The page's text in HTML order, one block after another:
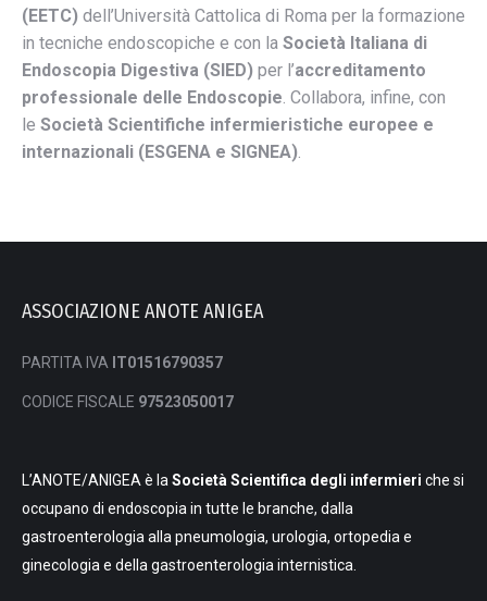
(EETC) dell’Università Cattolica di Roma per la formazione
in tecniche endoscopiche e con la Società Italiana di
Endoscopia Digestiva (SIED) per l’accreditamento
professionale delle Endoscopie. Collabora, infine, con
le Società Scientifiche infermieristiche europee e
internazionali (ESGENA e SIGNEA).
ASSOCIAZIONE ANOTE ANIGEA
PARTITA IVA IT01516790357
CODICE FISCALE 97523050017
L’ANOTE/ANIGEA è la Società Scientifica degli infermieri che si
occupano di endoscopia in tutte le branche, dalla
gastroenterologia alla pneumologia, urologia, ortopedia e
ginecologia e della gastroenterologia internistica.